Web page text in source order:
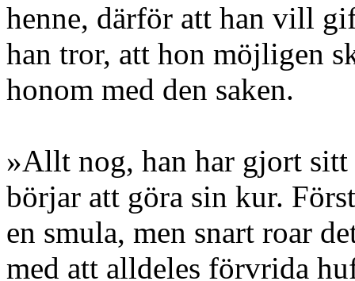
henne, därför att han vill
han tror, att hon möjligen
honom med den saken.
»Allt nog, han har gjort sitt
börjar att göra sin kur.
en smula, men snart roar
med att alldeles förvrida